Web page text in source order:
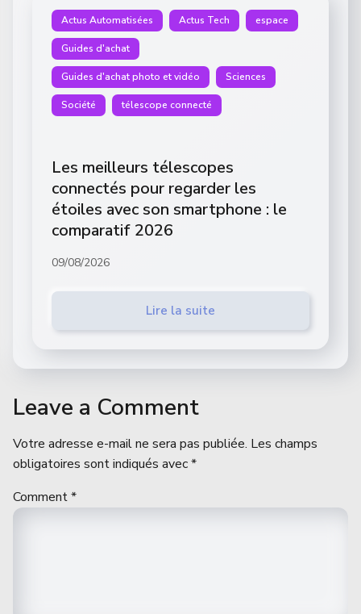
Actus Automatisées Actus Tech espace
Guides d'achat
Guides d'achat photo et vidéo Sciences
Société télescope connecté
Les meilleurs télescopes
connectés pour regarder les
étoiles avec son smartphone : le
comparatif 2026
09/08/2026
Lire la suite
Leave a Comment
Votre adresse e-mail ne sera pas publiée. Les champs
obligatoires sont indiqués avec*
Comment*